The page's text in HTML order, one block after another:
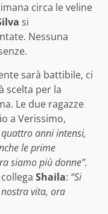
circa le veline
si
Nessuna
sarà battibile, ci
scelta per la
Le due ragazze
a Verissimo,
quattro anni intensi,
le prime
siamo più donne”.
Shaila: “Si
vita, ora